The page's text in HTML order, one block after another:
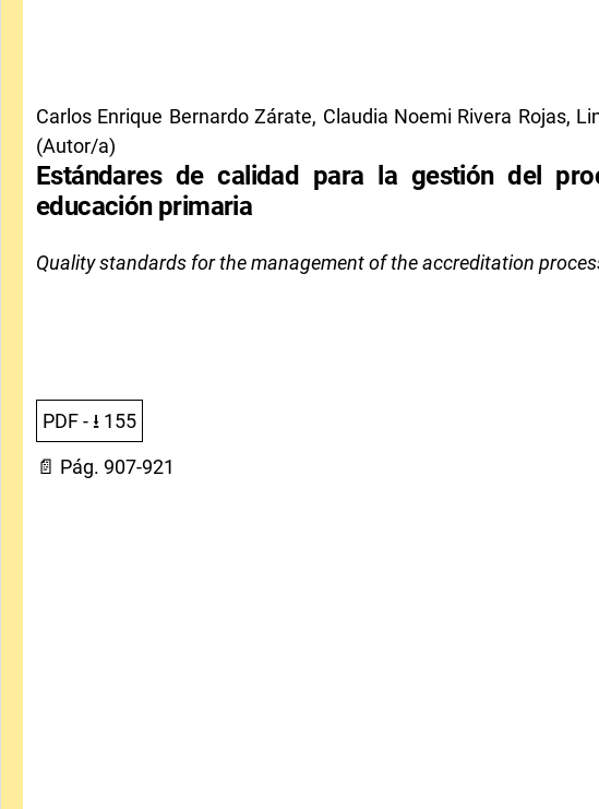
Carlos Enrique Bernardo Zárate, Claudia Noemi Rivera Rojas,
(Autor/a)
Estándares de calidad para la gestión del
educación primaria
Quality standards for the management of the accreditation
PDF- ⭳ 155
📄 Pág. 907-921